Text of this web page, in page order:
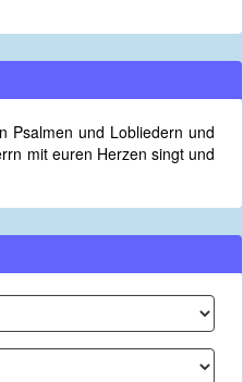
Psalmen und Lobliedern und
mit euren Herzen singt und